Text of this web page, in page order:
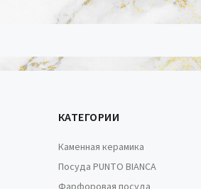
КАТЕГОРИИ
Каменная керамика
Посуда PUNTO BIANCA